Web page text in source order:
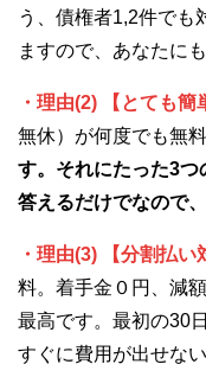
う、債権者1,2件でも
ますので、あなたに
・理由(2) 【とても簡
無休）が何度でも無料
す。それにたった3つ
答えるだけでなので
・理由(3) 【分割払い
料。着手金０円、減
最高です。最初の30
すぐに費用が出せな